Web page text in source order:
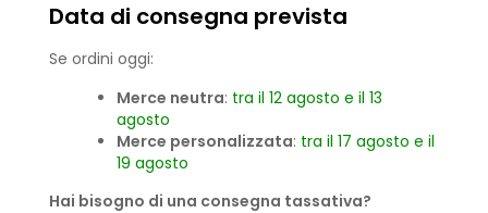
Data di consegna prevista
Se ordini oggi:
Merce neutra: tra il 12 agosto e il 13
agosto
Merce personalizzata: tra il 17 agosto e il
19 agosto
Hai bisogno di una consegna tassativa?